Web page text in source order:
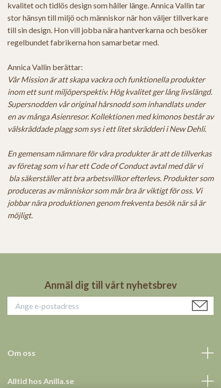
kvalitet och tidlös design som håller länge. Annica Vallin tar
stor hänsyn till miljö och människor när hon väljer tillverkare
till sin design. Hon vill jobba nära hantverkarna och besöker
regelbundet fabrikerna hon samarbetar med.
Annica Vallin berättar:
Vår Mission är att skapa vackra och funktionella produkter
inom ett sunt miljöperspektiv. Hög kvalitet ger lång livslängd.
Supersnodden vår original hårsnodd som inhandlats under
en avmånga Asienresor. Kollektionen med kimonos består av
välskräddade plagg som sys i ett litet skrädderi i New Dehli.
En gemensam nämnare för våra produkter är att de tillverkas
av företag som vi har ett Code of Conduct avtal med där vi
bla säkerställer att bra arbetsvillkor efterlevs. Produkter som
produceras av människor som mår bra är viktigt för oss. Vi
jobbar nära produktionen genom frekventa besök när så är
möjligt.
Anmäl dig till vårt nyhetsbrev
Om oss
Alltid hos Anilla.se